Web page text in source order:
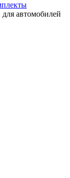
автомобилей